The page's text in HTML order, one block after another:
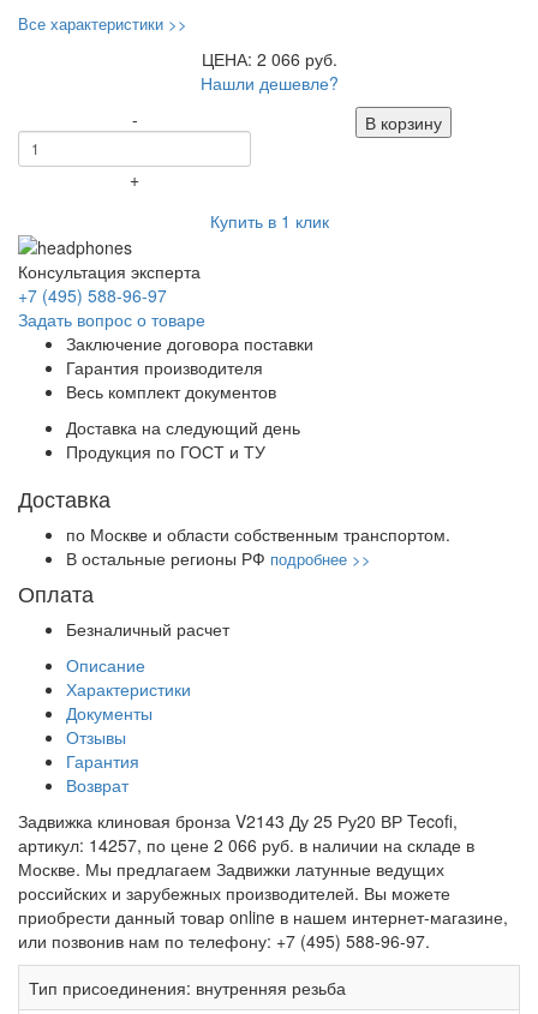
Все характеристики >>
ЦЕНА: 2 066 руб.
Нашли дешевле?
-
+
В корзину
Купить в 1 клик
Консультация эксперта
+7 (495) 588-96-97
Задать вопрос о товаре
Заключение договора поставки
Гарантия производителя
Весь комплект документов
Доставка на следующий день
Продукция по ГОСТ и ТУ
Доставка
по Москве и области собственным транспортом.
В остальные регионы РФ подробнее >>
Оплата
Безналичный расчет
Описание
Характеристики
Документы
Отзывы
Гарантия
Возврат
Задвижка клиновая бронза V2143 Ду 25 Ру20 ВР Tecofi,
артикул: 14257, по цене 2 066 руб. в наличии на складе в
Москве. Мы предлагаем Задвижки латунные ведущих
российских и зарубежных производителей. Вы можете
приобрести данный товар online в нашем интернет-магазине,
или позвонив нам по телефону: +7 (495) 588-96-97.
Тип присоединения: внутренняя резьба